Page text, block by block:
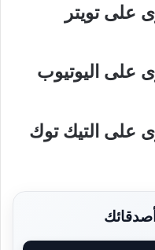
على تويتر
على اليوتيوب
على التيك توك